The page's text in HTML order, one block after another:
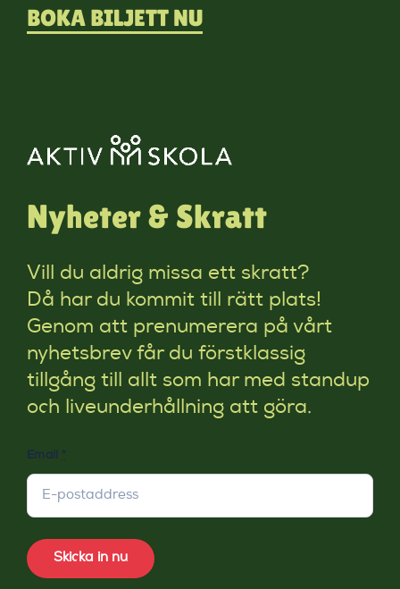
BOKA BILJETT NU
Nyheter & Skratt
Vill du aldrig missa ett skratt?
Då har du kommit till rätt plats!
Genom att prenumerera på vårt
nyhetsbrev får du förstklassig
tillgång till allt som har med standup
och liveunderhållning att göra.
Email *
Skicka in nu